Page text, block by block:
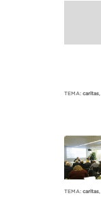
TEMA: caritas,
TEMA: caritas,